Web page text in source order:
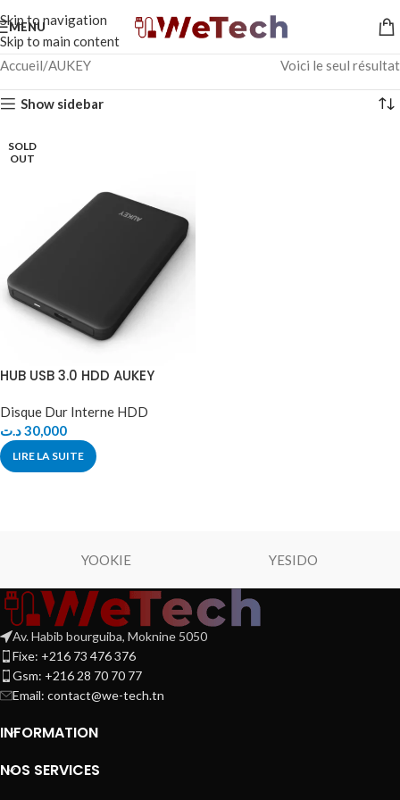
Skip to navigation
Skip to main content
MENU
Accueil AUKEY Voici le seul résultat
Show sidebar
SOLD
OUT
HUB USB 3.0 HDD AUKEY
Disque Dur Interne HDD
30,000د.ت
LIRE LA SUITE
YOOKIE YESIDO
Av. Habib bourguiba, Moknine 5050
Fixe: +216 73 476 376
Gsm: +216 28 70 70 77
Email: contact@we-tech.tn
INFORMATION
NOS SERVICES